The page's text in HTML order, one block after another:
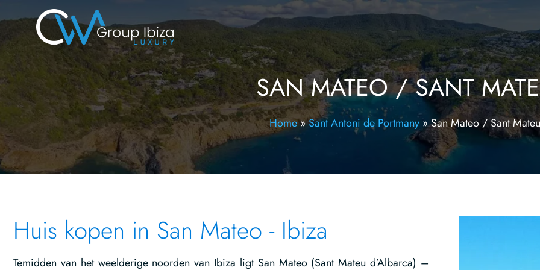
SAN MATEO / SANT
Home»Sant Antoni de Portmany »San Mateo / Sant Mateu
Huis kopen in San Mateo - Ibiza
Temidden van het weelderige noorden van Ibiza ligt San Mateo (Sant Mateu d’Albarca) –